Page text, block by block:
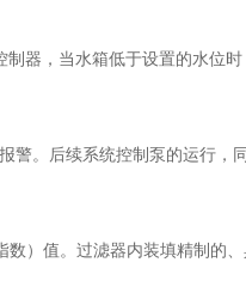
制器，当水箱低于设置的水位
警。后续系统控制泵的运行，
数）值。过滤器内装填精制的